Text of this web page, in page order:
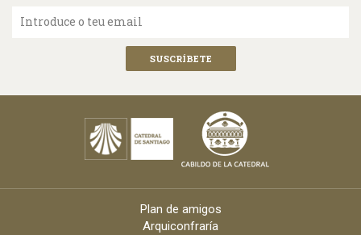
Introduce o teu email
Plan de amigos
Arquiconfraría